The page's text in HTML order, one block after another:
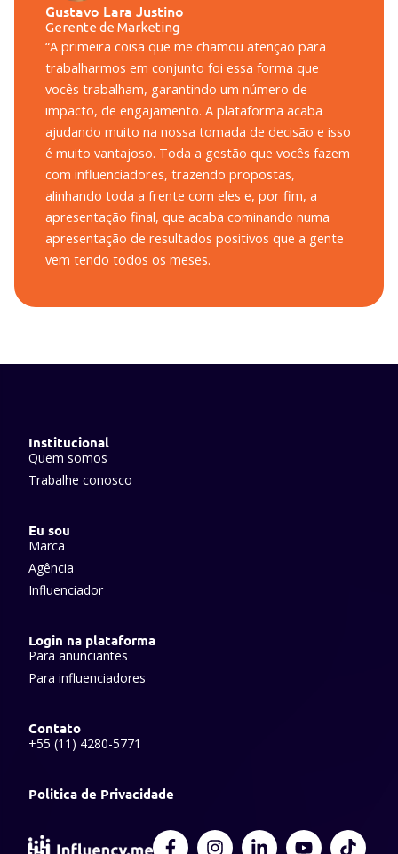
“A primeira coisa que me chamou atenção para
trabalharmos em conjunto foi essa forma que
vocês trabalham, garantindo um número de
impacto, de engajamento. A plataforma acaba
ajudando muito na nossa tomada de decisão e isso
é muito vantajoso. Toda a gestão que vocês fazem
com influenciadores, trazendo propostas,
alinhando toda a frente com eles e, por fim, a
apresentação final, que acaba cominando numa
apresentação de resultados positivos que a gente
vem tendo todos os meses.
Gustavo Lara Justino
Gerente de Marketing
Institucional
Quem somos
Trabalhe conosco
Eu sou
Marca
Agência
Influenciador
Login na plataforma
Para anunciantes
Para influenciadores
Contato
+55 (11) 4280-5771
Politica de Privacidade
F I L Y T